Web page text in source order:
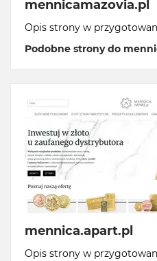
mennicamazovia.pl
Opis strony w
Podobne strony do
mennica.apart.pl
Opis strony w